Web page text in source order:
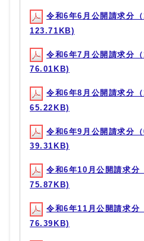
令和6年6月公開請求分
123.71KB)
令和6年7月公開請求分
76.01KB)
令和6年8月公開請求分
65.22KB)
令和6年9月公開請求分
39.31KB)
令和6年10月公開請求分
75.87KB)
令和6年11月公開請求分
76.39KB)